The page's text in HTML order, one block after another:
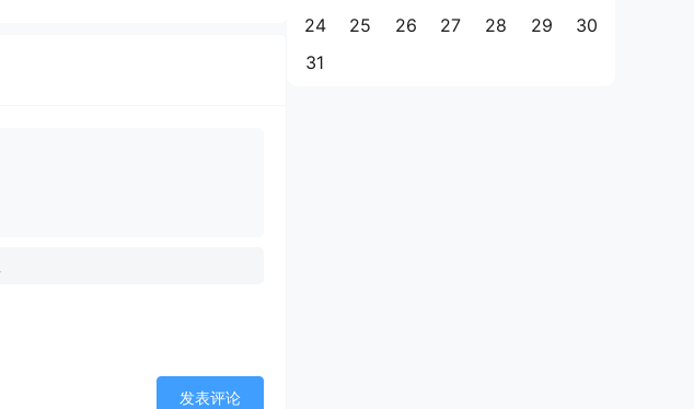
发表评论
24
25 26 27 28 29
30
31